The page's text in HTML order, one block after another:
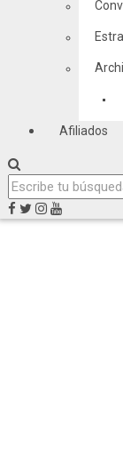
Afiliados